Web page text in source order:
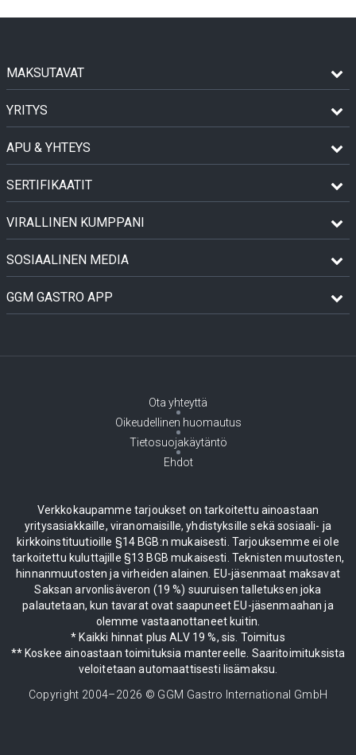
MAKSUTAVAT
YRITYS
APU & YHTEYS
SERTIFIKAATIT
VIRALLINEN KUMPPANI
SOSIAALINEN MEDIA
GGM GASTRO APP
Ota yhteyttä
Oikeudellinen huomautus
Tietosuojakäytäntö
Ehdot
Verkkokaupamme tarjoukset on tarkoitettu ainoastaan
yritysasiakkaille, viranomaisille, yhdistyksille sekä sosiaali- ja
kirkkoinstituutioille §14 BGB:n mukaisesti. Tarjouksemme ei ole
tarkoitettu kuluttajille §13 BGB mukaisesti. Teknisten muutosten,
hinnanmuutosten ja virheiden alainen. EU-jäsenmaat maksavat
Saksan arvonlisäveron (19 %) suuruisen talletuksen joka
palautetaan, kun tavarat ovat saapuneet EU-jäsenmaahan ja
olemme vastaanottaneet kuitin.
* Kaikki hinnat plus ALV 19 %, sis. Toimitus
** Koskee ainoastaan toimituksia mantereelle. Saaritoimituksista
veloitetaan automaattisesti lisämaksu.
Copyright 2004–2026 © GGM Gastro International GmbH